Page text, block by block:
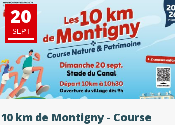
20
SEPT
10 km de Montigny - Course